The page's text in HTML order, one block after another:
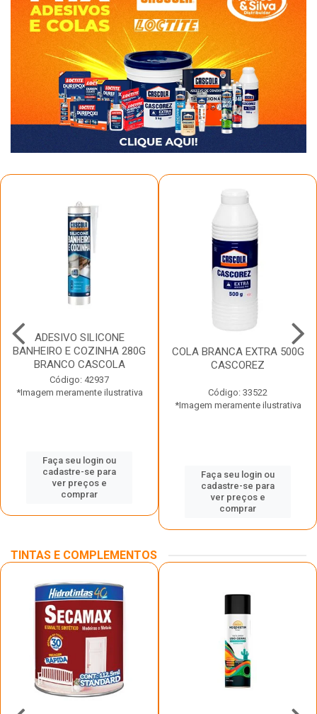
ADESIVO SILICONE
BANHEIRO E COZINHA 280G
BRANCO CASCOLA
Código: 42937
*Imagem meramente ilustrativa
Faça seu login ou
cadastre-se para
ver preços e
comprar
COLA BRANCA EXTRA 500G
CASCOREZ
Código: 33522
*Imagem meramente ilustrativa
Faça seu login ou
cadastre-se para
ver preços e
comprar
TINTAS E COMPLEMENTOS